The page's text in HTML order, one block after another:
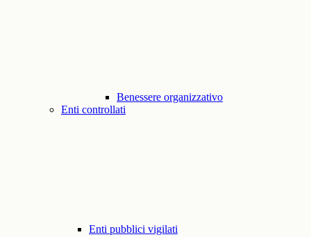
Benessere organizzativo
Enti controllati
Enti pubblici vigilati